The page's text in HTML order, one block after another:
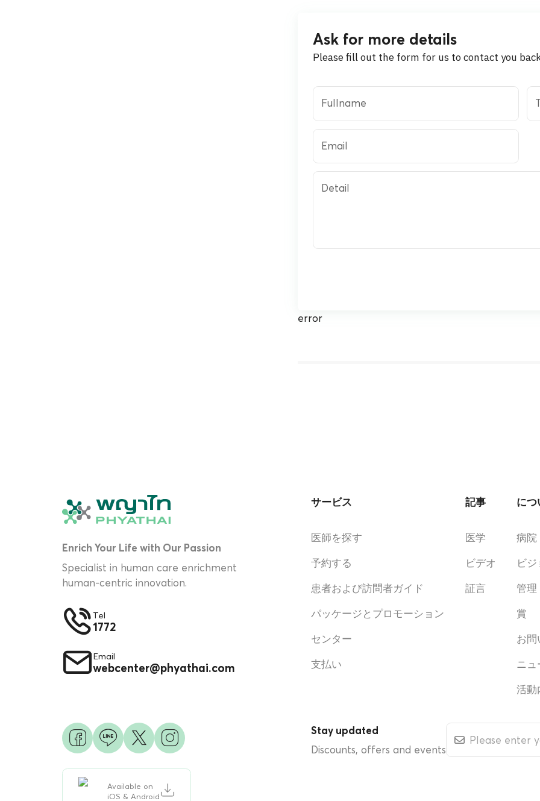
Ask for more details
Please fill out the form for us to contact you
Fullname
Email
Detail
error
Enrich Your Life with Our Passion
Specialist in human care enrichment
human-centric innovation.
Tel
1772
Email
webcenter@phyathai.com
サービス
医師を探す
予約する
患者および訪問者ガイド
パッケージとプロモーション
センター
支払い
記事
医学
ビデオ
証言
につ
病院
ビ
管理
賞
お問
ニュ
活動
Available on
iOS & Android
Stay updated
Discounts, offers and events